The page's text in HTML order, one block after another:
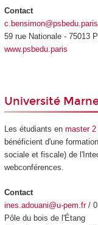
Contact
c.bensimon@psbedu.paris
59 rue Nationale - 75013
www.psbedu.paris
Université
Les étudiants en master
bénéficient d'une
sociale et fiscale) de
webconférences.
Contact
ines.adouani@u-pem.fr/
Pôle du bois de l'Étang